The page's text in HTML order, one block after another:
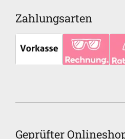
Geprüfter
Zahlungsarten